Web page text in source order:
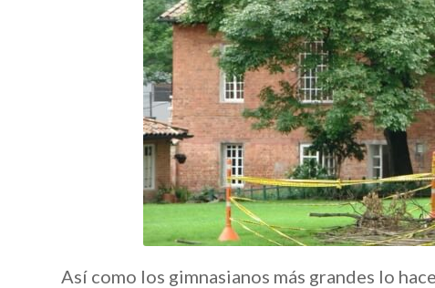
Así como los gimnasianos más grandes lo